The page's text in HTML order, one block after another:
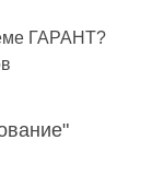
ГАРАНТ?